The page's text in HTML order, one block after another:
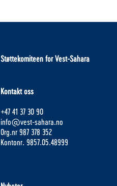
Støttekomiteen for Vest-Sahara
Kontakt oss
+47 41 37 30 90
info@vest-sahara.no
Org.nr 987 378 352
Kontonr. 9857.05.48999